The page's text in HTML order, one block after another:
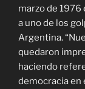
marzo de 1976
a uno de los
Argentina.
quedaron
haciendo
democracia en